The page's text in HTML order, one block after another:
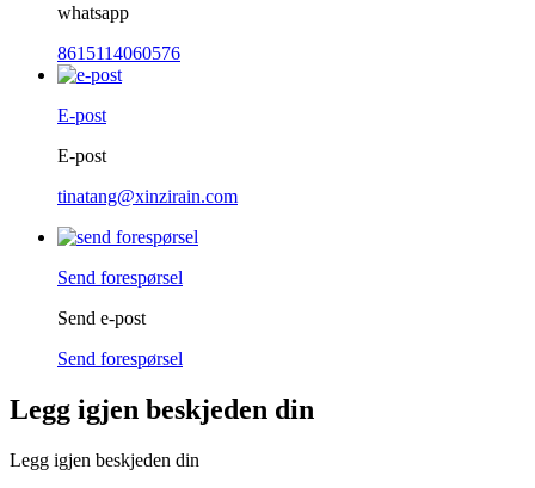
whatsapp
8615114060576
E-post
E-post
tinatang@xinzirain.com
Send forespørsel
Send e-post
Send forespørsel
Legg igjen beskjeden din
Legg igjen beskjeden din